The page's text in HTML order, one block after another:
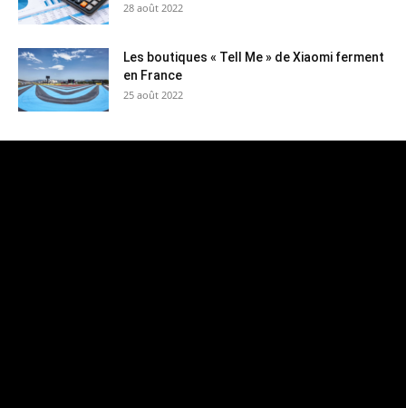
28 août 2022
Les boutiques « Tell Me » de Xiaomi ferment
en France
25 août 2022